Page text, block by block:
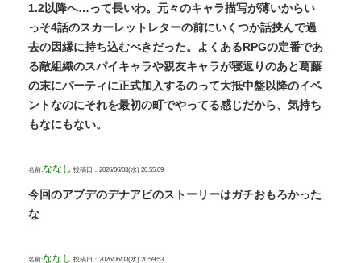
1.2以降へ…って長いわ。元々のキャラ描写が薄いからい
っそ4話のスカーレットレターの前にいくつか話挟んで過
去の因縁に持ち込むべきだった。よくあるRPGの定番であ
る敵組織のスパイキャラや親友キャラが寝返りのあと葛藤
の末にパーティに正式加入するのって大抵中盤以降のイベ
ントなのにそれを最初の町でやってる感じだから、気持ち
もなにもない。
名前:ななし 投稿日：2026/06/03(水) 20:55:09
今回のアプデのデナアビのストーリーはガチおもろかった
な
名前:ななし 投稿日：2026/06/03(水) 20:59:53